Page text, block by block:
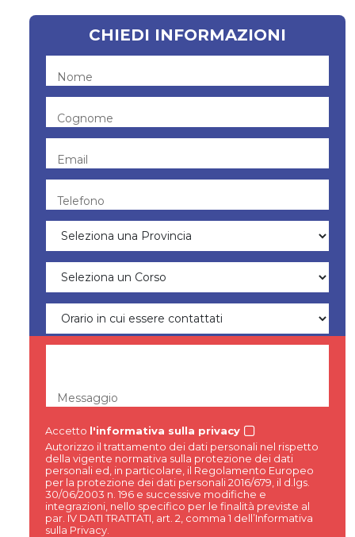
CHIEDI INFORMAZIONI
Nome
Cognome
Email
Telefono
Messaggio
Accetto l'informativa sulla privacy
Autorizzo il trattamento dei dati personali nel rispetto
della vigente normativa sulla protezione dei dati
personali ed, in particolare, il Regolamento Europeo
per la protezione dei dati personali 2016/679, il d.lgs.
30/06/2003 n. 196 e successive modifiche e
integrazioni, nello specifico per le finalità previste al
par. IV DATI TRATTATI, art. 2, comma 1 dell’Informativa
sulla Privacy.